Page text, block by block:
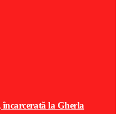
la Gherla